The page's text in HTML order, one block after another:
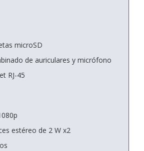
microSD
de auriculares y micrófono
RJ-45
estéreo de 2 W x2